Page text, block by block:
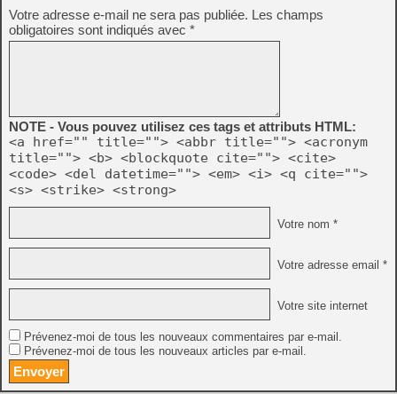
Votre adresse e-mail ne sera pas publiée. Les champs
obligatoires sont indiqués avec *
NOTE - Vous pouvez utilisez ces tags et attributs HTML:
<a href="" title=""> <abbr title=""> <acronym
title=""> <b> <blockquote cite=""> <cite>
<code> <del datetime=""> <em> <i> <q cite="">
<s> <strike> <strong>
Votre nom *
Votre adresse email *
Votre site internet
Prévenez-moi de tous les nouveaux commentaires par e-mail.
Prévenez-moi de tous les nouveaux articles par e-mail.